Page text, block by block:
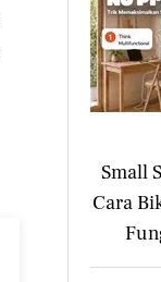
Small
Cara